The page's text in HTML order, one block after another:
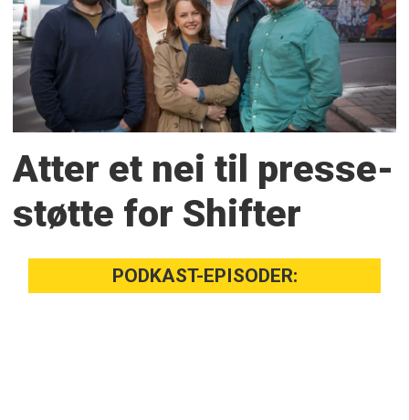
Atter et nei til presse­
støtte for Shifter
PODKAST-EPISODER: